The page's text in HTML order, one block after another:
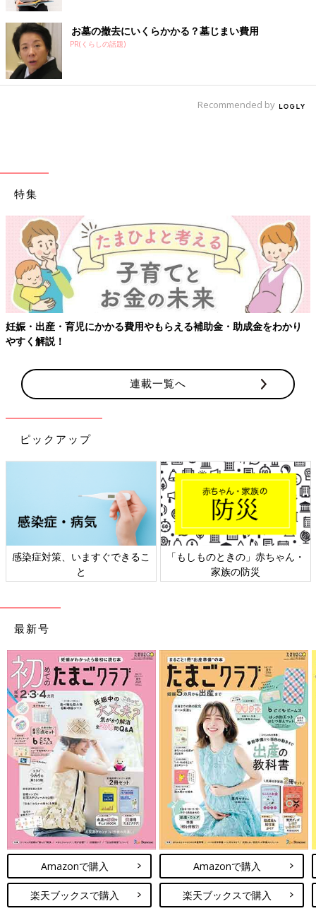
お墓の撤去にいくらかかる？墓じまい費用
PR(くらしの話題)
Recommended by
特集
やもらえる補助金・助成金をわかり 【ワクチン接種できるもの
連載一覧へ
ピックアップ
ぐできるこ
「もしものときの」赤ちゃん・
日本外来小児科学
最新号
Amazonで購入
楽天ブックスで購入
Amazonで購入
楽天ブックスで購入